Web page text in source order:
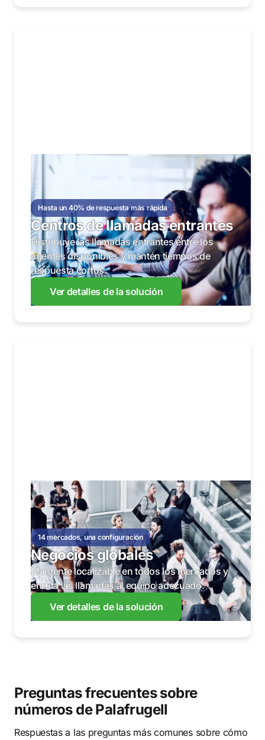
Hasta un 40% de respuesta más rápida
Centros de llamadas entrantes
Distribuye las llamadas entrantes entre los
agentes disponibles y mantén tiempos de
respuesta cortos.
Ver detalles de la solución
14 mercados, una configuración
Negocios globales
Mantente localizable en todos los mercados y
enruta las llamadas al equipo adecuado.
Ver detalles de la solución
Preguntas frecuentes sobre
números de Palafrugell
Respuestas a las preguntas más comunes sobre cómo